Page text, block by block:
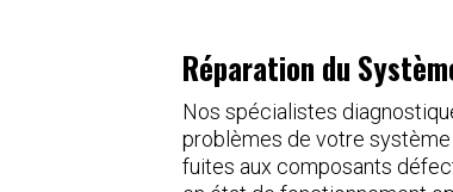
Réparation du
Nos spécialistes
problèmes de votre
fuites aux composants